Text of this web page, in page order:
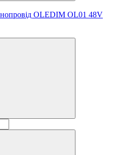
OLEDIM OL01 48V